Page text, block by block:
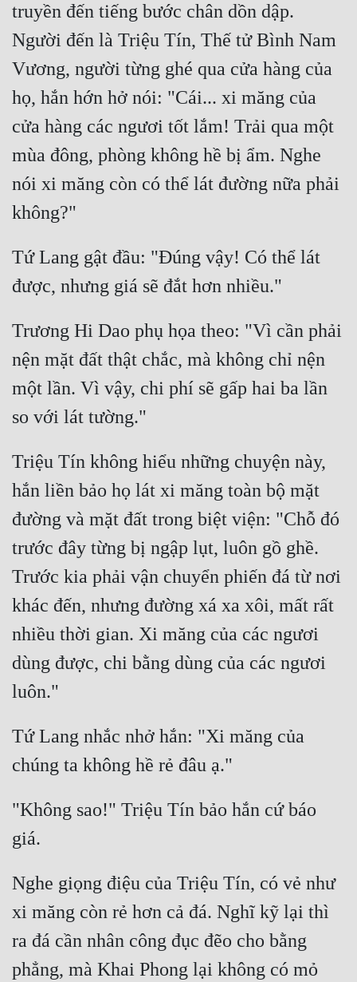
truyền đến tiếng bước chân dồn dập.
Người đến là Triệu Tín, Thế tử Bình Nam
Vương, người từng ghé qua cửa hàng của
họ, hắn hớn hở nói: "Cái... xi măng của
cửa hàng các ngươi tốt lắm! Trải qua một
mùa đông, phòng không hề bị ẩm. Nghe
nói xi măng còn có thể lát đường nữa phải
Tứ Lang gật đầu: "Đúng vậy! Có thể lát
Trương Hi Dao phụ họa theo: "Vì cần phải
nện mặt đất thật chắc, mà không chỉ nện
một lần. Vì vậy, chi phí sẽ gấp hai ba lần
Triệu Tín không hiểu những chuyện này,
hắn liền bảo họ lát xi măng toàn bộ mặt
đường và mặt đất trong biệt viện: "Chỗ đó
trước đây từng bị ngập lụt, luôn gồ ghề.
Trước kia phải vận chuyển phiến đá từ nơi
khác đến, nhưng đường xá xa xôi, mất rất
nhiều thời gian. Xi măng của các ngươi
dùng được, chi bằng dùng của các ngươi
Tứ Lang nhắc nhở hắn: "Xi măng của
"Không sao!" Triệu Tín bảo hắn cứ báo
Nghe giọng điệu của Triệu Tín, có vẻ như
xi măng còn rẻ hơn cả đá. Nghĩ kỹ lại thì
ra đá cần nhân công đục đẽo cho bằng
phẳng, mà Khai Phong lại không có mỏ